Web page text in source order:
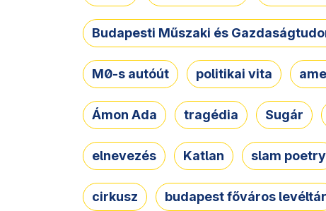
Budapesti Műszaki és
M0-s autóút politikai vita
Ámon Ada tragédia Sugár
elnevezés Katlan slam poetry
cirkusz budapest főváros levéltár